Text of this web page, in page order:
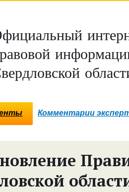
Комментарии